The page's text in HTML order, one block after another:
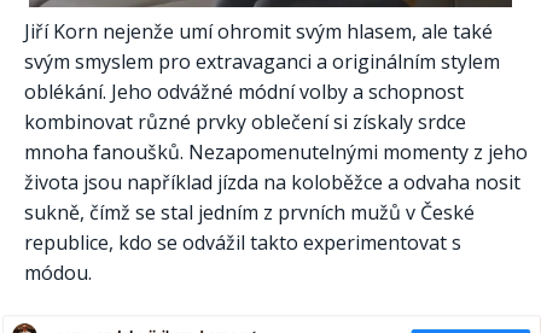
Jiří Korn nejenže umí ohromit svým hlasem, ale také
svým smyslem pro extravaganci a originálním stylem
oblékání. Jeho odvážné módní volby a schopnost
kombinovat různé prvky oblečení si získaly srdce
mnoha fanoušků. Nezapomenutelnými momenty z jeho
života jsou například jízda na koloběžce a odvaha nosit
sukně, čímž se stal jedním z prvních mužů v České
republice, kdo se odvážil takto experimentovat s
módou.